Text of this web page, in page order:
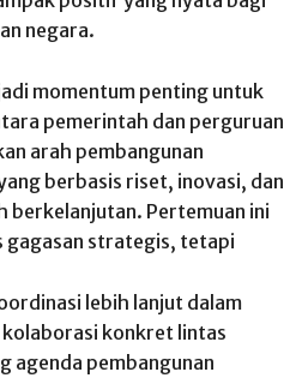
negara.
momentum penting untuk
pemerintah dan ‎perguruan
arah pembangunan
berbasis riset, inovasi, ‎dan
berkelanjutan. Pertemuan ini
gagasan strategis, tetapi
lebih lanjut dalam
konkret lintas
agenda pembangunan